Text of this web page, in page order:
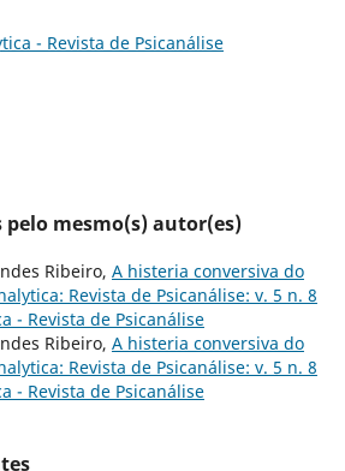
- Revista de Psicanálise
mesmo(s) autor(es)
Ribeiro, A histeria conversiva do
Revista de Psicanálise: v. 5 n. 8
- Revista de Psicanálise
Ribeiro, A histeria conversiva do
Revista de Psicanálise: v. 5 n. 8
- Revista de Psicanálise